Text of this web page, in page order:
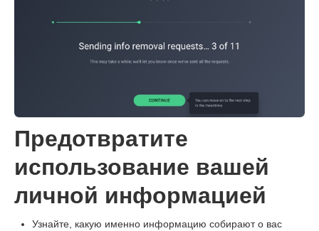
Предотвратите
использование вашей
личной информацией
Узнайте, какую именно информацию собирают о вас